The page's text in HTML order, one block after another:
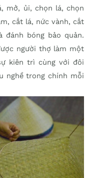
mở, ủi, chọn lá, chọn
cắt lá, nức vành, cắt
đánh bóng bảo quản.
người thợ làm một
kiên trì cùng với đôi
nghề trong chính mỗi